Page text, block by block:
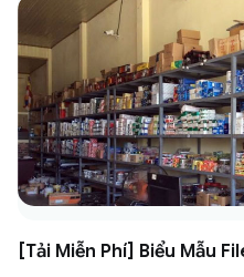
[Tải Miễn Phí] Biểu Mẫu